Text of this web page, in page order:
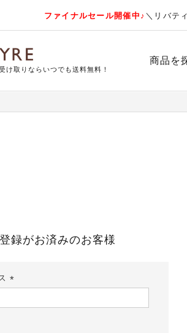
ファイナルセール開催中♪ ＼リバテ
取りならいつでも送料無料！
商品を
録がお済みのお客様
須)